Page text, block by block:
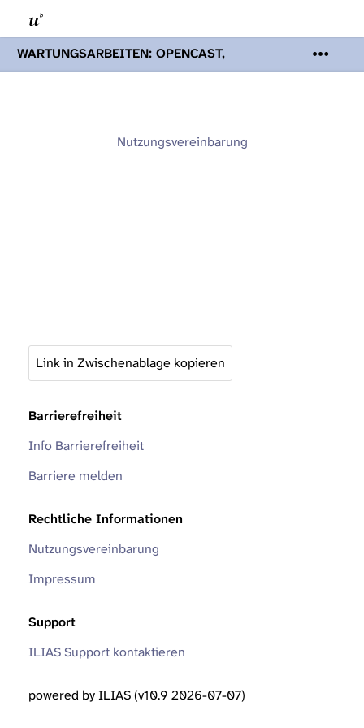
WARTUNGSARBEITEN: OPENCAST,
PODCASTS & TOBIRA
Mi 19. August
Opencast-Videos und Tobira nicht zur
Nutzungsvereinbarung
Link in Zwischenablage kopieren
Barrierefreiheit
Info Barrierefreiheit
Barriere melden
Rechtliche Informationen
Nutzungsvereinbarung
Impressum
Support
ILIAS Support kontaktieren
powered by ILIAS (v10.9 2026-07-07)